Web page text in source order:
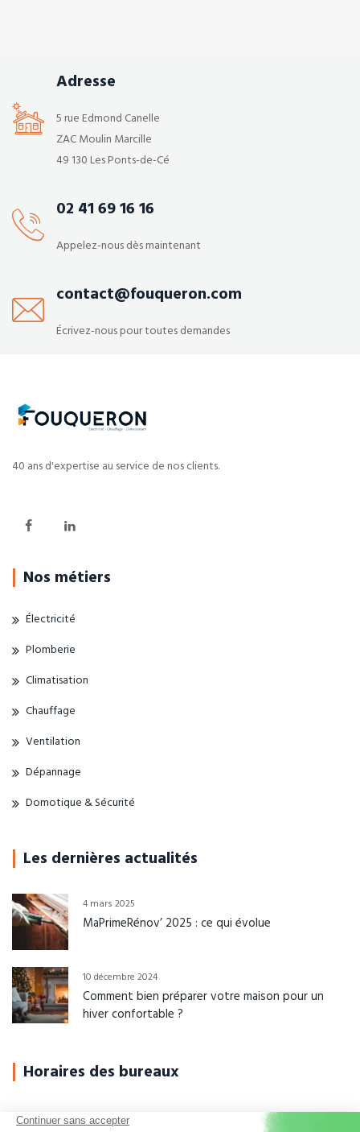
Adresse
5 rue Edmond Canelle
ZAC Moulin Marcille
49 130 Les Ponts-de-Cé
02 41 69 16 16
Appelez-nous dès maintenant
contact@fouqueron.com
Écrivez-nous pour toutes demandes
40 ans d'expertise au service de nos clients.
Nos métiers
Électricité
Plomberie
Climatisation
Chauffage
Ventilation
Dépannage
Domotique & Sécurité
Les dernières actualités
4 mars 2025
MaPrimeRénov’ 2025 : ce qui évolue
10 décembre 2024
Comment bien préparer votre maison pour un
hiver confortable ?
Horaires des bureaux
Du Lundi au Jeudi 08h-12h00 / 14h-17h30